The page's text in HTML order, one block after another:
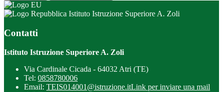
Istituto Istruzione Superiore A. Zoli
Contatti
Istituto Istruzione Superiore A. Zoli
Via Cardinale Cicada - 64032 Atri (TE)
Tel: 0858780006
Email: TEIS014001@istruzione.itLink per inviare una mail